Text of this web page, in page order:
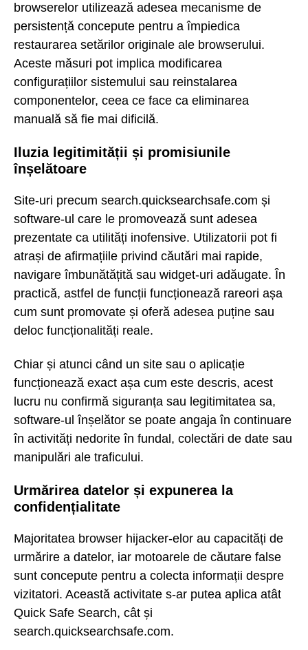
browserelor utilizează adesea mecanisme de
persistență concepute pentru a împiedica
restaurarea setărilor originale ale browserului.
Aceste măsuri pot implica modificarea
configurațiilor sistemului sau reinstalarea
componentelor, ceea ce face ca eliminarea
manuală să fie mai dificilă.
Iluzia legitimității și promisiunile
înșelătoare
Site-uri precum search.quicksearchsafe.com și
software-ul care le promovează sunt adesea
prezentate ca utilități inofensive. Utilizatorii pot fi
atrași de afirmațiile privind căutări mai rapide,
navigare îmbunătățită sau widget-uri adăugate. În
practică, astfel de funcții funcționează rareori așa
cum sunt promovate și oferă adesea puține sau
deloc funcționalități reale.
Chiar și atunci când un site sau o aplicație
funcționează exact așa cum este descris, acest
lucru nu confirmă siguranța sau legitimitatea sa,
software-ul înșelător se poate angaja în continuare
în activități nedorite în fundal, colectări de date sau
manipulări ale traficului.
Urmărirea datelor și expunerea la
confidențialitate
Majoritatea browser hijacker-elor au capacități de
urmărire a datelor, iar motoarele de căutare false
sunt concepute pentru a colecta informații despre
vizitatori. Această activitate s-ar putea aplica atât
Quick Safe Search, cât și
search.quicksearchsafe.com.